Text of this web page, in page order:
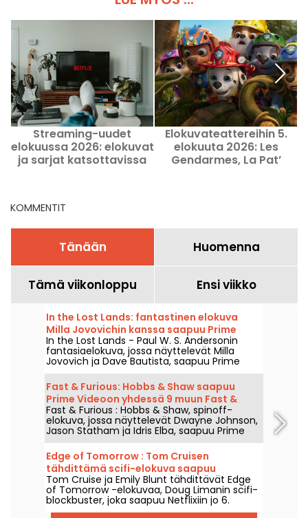
Streaming-uudet
elokuussa 2026: elokuvat
ja sarjat katsottavissa
Elokuvateattereihin 5.
elokuuta 2026: Les
Gendarmes, La Pat’
KOMMENTIT
Tänään Huomenna
Tämä viikonloppu Ensi viikko
In the Lost Lands: fantastinen elokuva
Milla Jovovichin kanssa saapuu Prime
Videoon
In the Lost Lands - Paul W. S. Andersonin
fantasiaelokuva, jossa näyttelevät Milla
Jovovich ja Dave Bautista, saapuu Prime
Videoon 7. elokuuta 2026.
Fast & Furious: Hobbs & Shaw saapuu
Prime Videoon yhdessä 9 muun Fast &
Furious -elokuvan kanssa
Fast & Furious : Hobbs & Shaw, spinoff-
elokuva, jossa näyttelevät Dwayne Johnson,
Jason Statham ja Idris Elba, saapuu Prime
Videoon 1. elokuuta 2026.
Edge of Tomorrow : Tom Cruisen
tähdittämä scifi-elokuva saapuu
Netflixiin
Tom Cruise ja Emily Blunt tähdittävät Edge
of Tomorrow -elokuvaa, Doug Limanin scifi-
blockbuster, joka saapuu Netflixiin jo 6.
elokuuta 2026.